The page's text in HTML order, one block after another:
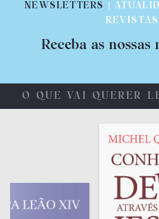
NEWSLETTERS
|
REVISTAS
Receba as nossas
O QUE VAI QUERER